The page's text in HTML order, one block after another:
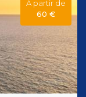
A partir de
60 €